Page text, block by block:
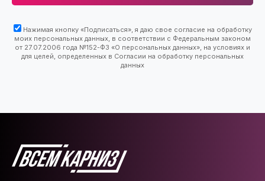
Нажимая кнопку «Подписаться», я даю свое согласие на обработку
моих персональных данных, в соответствии с Федеральным законом
от 27.07.2006 года №152-ФЗ «О персональных данных», на условиях и
для целей, определенных в Согласии на обработку персональных
данных